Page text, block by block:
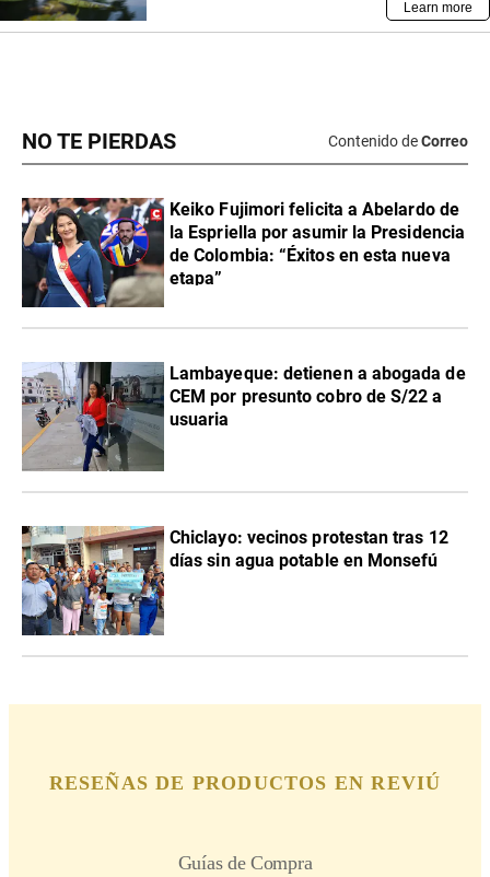
NO TE PIERDAS Contenido deCorreo
Keiko Fujimori felicita a Abelardo de
la Espriella por asumir la Presidencia
de Colombia: “Éxitos en esta nueva
etapa”
Lambayeque: detienen a abogada de
CEM por presunto cobro de S/22 a
usuaria
Chiclayo: vecinos protestan tras 12
días sin agua potable en Monsefú